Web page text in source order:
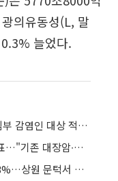
의유동성(L, 말
늘었다.
빅타비, M184V/I 내성 변이 보유 및 임부 감염인 대상 적응증 확대
앱클론, AACR서 AM105 최신 연구발표…"기존 대장암∙폐암치료제 EGFR 내성 극복"
美 클래리티 법안 연내 통과 가능성 13%…상원 문턱서 제동